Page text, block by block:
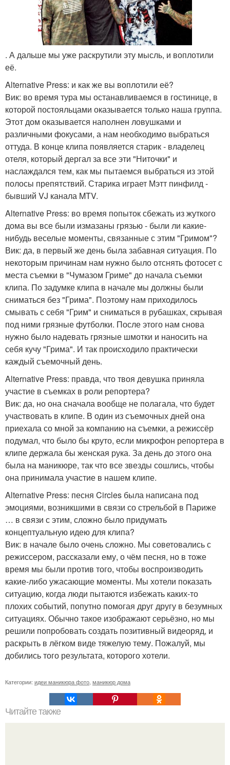
. А дальше мы уже раскрутили эту мысль, и воплотили
её.
Alternative Press: и как же вы воплотили её?
Вик: во время тура мы останавливаемся в гостинице, в
которой постояльцами оказывается только наша группа.
Этот дом оказывается наполнен ловушками и
различными фокусами, а нам необходимо выбраться
оттуда. В конце клипа появляется старик - владелец
отеля, который дергал за все эти "Ниточки" и
наслаждался тем, как мы пытаемся выбраться из этой
полосы препятствий. Старика играет Мэтт пинфилд -
бывший VJ канала MTV.
Alternative Press: во время попыток сбежать из жуткого
дома вы все были измазаны грязью - были ли какие-
нибудь веселые моменты, связанные с этим "Гримом"?
Вик: да, в первый же день была забавная ситуация. По
некоторым причинам нам нужно было отснять фотосет с
места съемки в "Чумазом Гриме" до начала съемки
клипа. По задумке клипа в начале мы должны были
сниматься без "Грима". Поэтому нам приходилось
смывать с себя "Грим" и сниматься в рубашках, скрывая
под ними грязные футболки. После этого нам снова
нужно было надевать грязные шмотки и наносить на
себя кучу "Грима". И так происходило практически
каждый съемочный день.
Alternative Press: правда, что твоя девушка приняла
участие в съемках в роли репортера?
Вик: да, но она сначала вообще не полагала, что будет
участвовать в клипе. В один из съемочных дней она
приехала со мной за компанию на съемки, а режиссёр
подумал, что было бы круто, если микрофон репортера в
клипе держала бы женская рука. За день до этого она
была на маникюре, так что все звезды сошлись, чтобы
она принимала участие в нашем клипе.
Alternative Press: песня Circles была написана под
эмоциями, возникшими в связи со стрельбой в Париже
… в связи с этим, сложно было придумать
концептуальную идею для клипа?
Вик: в начале было очень сложно. Мы советовались с
режиссером, рассказали ему, о чём песня, но в тоже
время мы были против того, чтобы воспроизводить
какие-либо ужасающие моменты. Мы хотели показать
ситуацию, когда люди пытаются избежать каких-то
плохих событий, попутно помогая друг другу в безумных
ситуациях. Обычно такое изображают серьёзно, но мы
решили попробовать создать позитивный видеоряд, и
раскрыть в лёгком виде тяжелую тему. Пожалуй, мы
добились того результата, которого хотели.
Категории: идеи маникюра фото маникюр дома
Читайте также